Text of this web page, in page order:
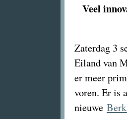
Veel
Zaterdag 3
Eiland van
er meer
voren. Er is
nieuwe